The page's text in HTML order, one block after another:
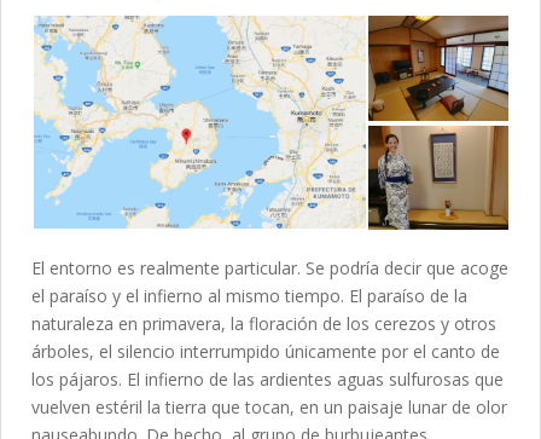
El entorno es realmente particular. Se podría decir que acoge
el paraíso y el infierno al mismo tiempo. El paraíso de la
naturaleza en primavera, la floración de los cerezos y otros
árboles, el silencio interrumpido únicamente por el canto de
los pájaros. El infierno de las ardientes aguas sulfurosas que
vuelven estéril la tierra que tocan, en un paisaje lunar de olor
nauseabundo. De hecho, al grupo de burbujeantes